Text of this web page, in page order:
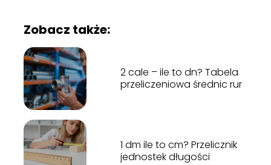
Zobacz także:
2 cale – ile to dn? Tabela
przeliczeniowa średnic rur
1 dm ile to cm? Przelicznik
jednostek długości